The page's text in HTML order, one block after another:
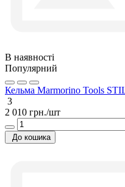
В наявності
Популярний
Кельма Marmorino Tools
3
2 010 грн./шт
До кошика